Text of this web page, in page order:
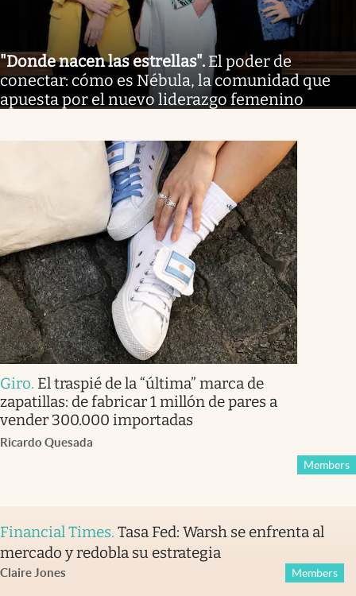
"Donde nacen las estrellas". El poder de
conectar: cómo es Nébula, la comunidad que
apuesta por el nuevo liderazgo femenino
Giro. El traspié de la “última” marca de
zapatillas: de fabricar 1 millón de pares a
vender 300.000 importadas
Ricardo Quesada
Members
Financial Times. Tasa Fed: Warsh se enfrenta al
mercado y redobla su estrategia
Claire Jones Members